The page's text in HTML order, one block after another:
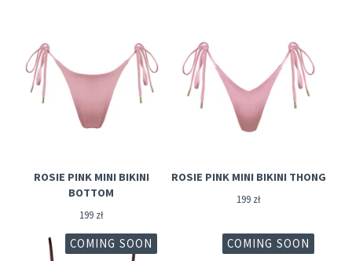
ROSIE PINK MINI BIKINI
BOTTOM
199 zł
ROSIE PINK MINI BIKINI THONG
199 zł
COMING SOON COMING SOON